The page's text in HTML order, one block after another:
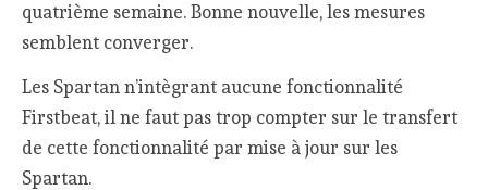
quatrième semaine. Bonne nouvelle, les mesures
semblent converger.
Les Spartan n’intègrant aucune fonctionnalité
Firstbeat, il ne faut pas trop compter sur le transfert
de cette fonctionnalité par mise à jour sur les
Spartan.